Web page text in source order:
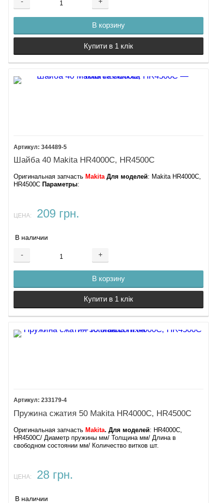
В корзину
Купити в 1 клік
344489-5
Шайба 40 Makita HR4000C, HR4500C
Оригинальная запчасть Makita Для моделей: Makita HR4000C,
HR4500C Параметры:
ЦЕНА: 209 грн.
В наличии
- +
В корзину
Купити в 1 клік
233179-4
Пружина сжатия 50 Makita HR4000C, HR4500C
Оригинальная запчасть Makita. Для моделей: HR4000C,
HR4500C​/ Диаметр пружины мм/ Толщина мм/ Длина в
свободном состоянии мм/ Количество витков шт.
ЦЕНА: 28 грн.
В наличии